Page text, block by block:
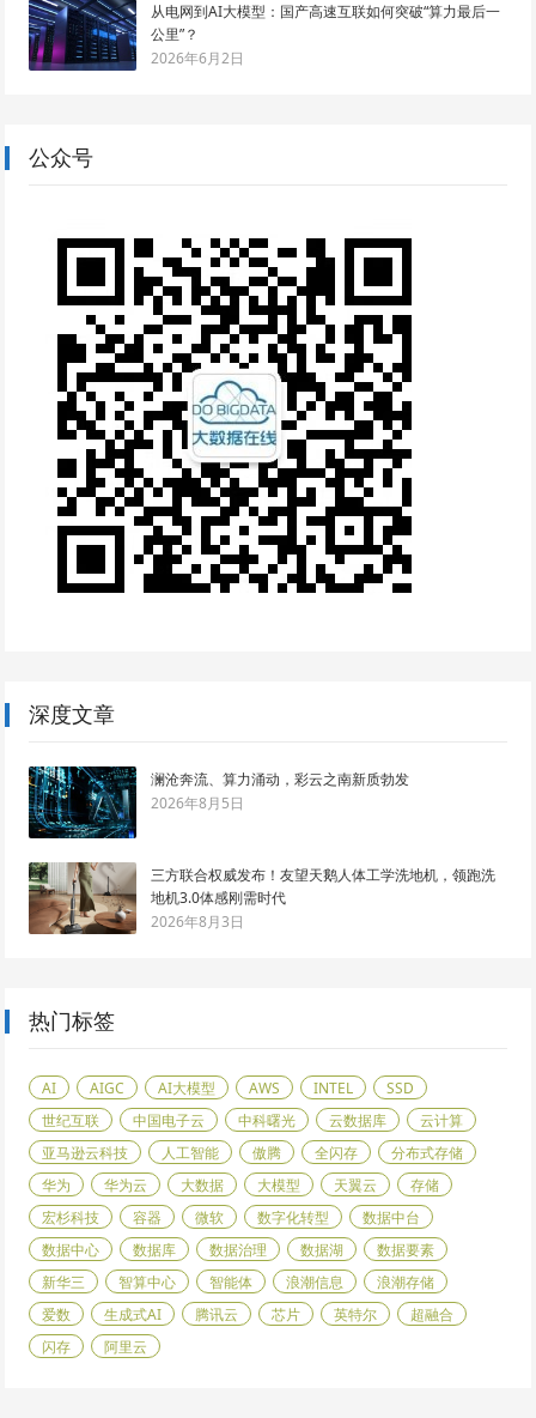
从电网到AI大模型：国产高速互联如何突破“算力最后一
公里”？
2026年6月2日
公众号
深度文章
澜沧奔流、算力涌动，彩云之南新质勃发
2026年8月5日
三方联合权威发布！友望天鹅人体工学洗地机，领跑洗
地机3.0体感刚需时代
2026年8月3日
热门标签
AI AIGC AI大模型 AWS INTEL
SSD
世纪互联
中国电子云 中科曙光 云数据库
云计算
亚马逊云科技
人工智能 傲腾 全闪存
分布式存储
华为
华为云 大数据 大模型 天翼云
存储
宏杉科技
容器 微软 数字化转型
数据中台
数据中心
数据库 数据治理 数据湖
数据要素
新华三
智算中心 智能体 浪潮信息
浪潮存储
爱数
生成式AI 腾讯云 芯片 英特尔
超融合
闪存
阿里云